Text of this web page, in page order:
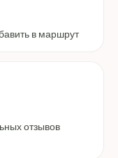
в маршрут
отзывов